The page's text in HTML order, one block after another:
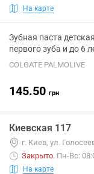
На карте
Зубная паста
первого зуба и до 6
COLGATE PALMOLIVE
145.50 грн
Киевская 117
г. Киев, ул.
Закрыто. Пн-Вс:
На карте